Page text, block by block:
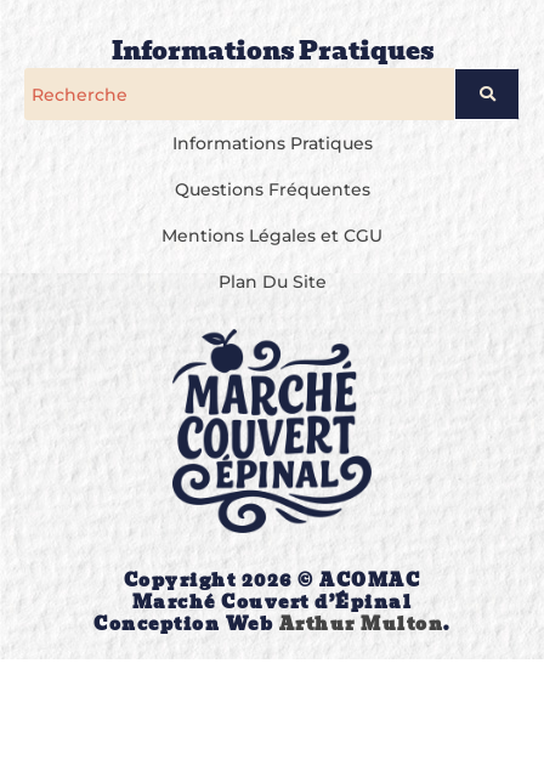
Informations Pratiques
Informations Pratiques
Questions Fréquentes
Mentions Légales et CGU
Plan Du Site
Copyright 2026 © ACOMAC
Marché Couvert d’Épinal
Conception Web Arthur Multon.